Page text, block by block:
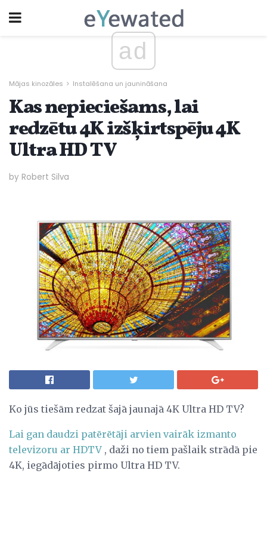
ad
Mājas kinozāles Instalēšana un jaunināšana
Kas nepieciešams, lai
redzētu 4K izšķirtspēju 4K
Ultra HD TV
by Robert Silva
Ko jūs tiešām redzat šajā jaunajā 4K Ultra HD TV?
Lai gan daudzi patērētāji arvien vairāk izmanto
televizoru ar HDTV , daži no tiem pašlaik strādā pie
4K, iegādājoties pirmo Ultra HD TV.